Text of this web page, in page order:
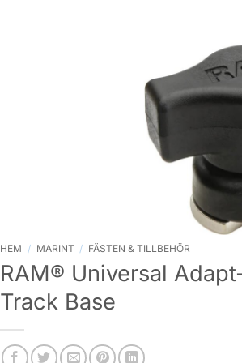
HEM / MARINT / FÄSTEN & TILLBEHÖR
RAM® Universal
Track Base